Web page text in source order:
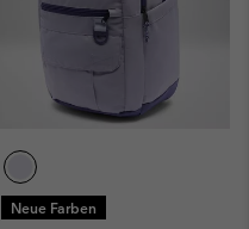
Neue Farben